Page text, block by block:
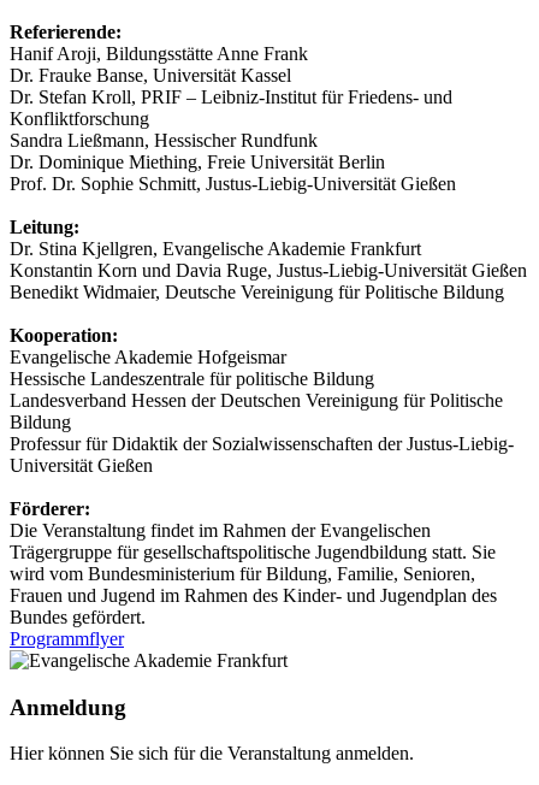
Referierende:
Hanif Aroji, Bildungsstätte Anne Frank
Dr. Frauke Banse, Universität Kassel
Dr. Stefan Kroll, PRIF – Leibniz-Institut für Friedens- und
Konfliktforschung
Sandra Ließmann, Hessischer Rundfunk
Dr. Dominique Miething, Freie Universität Berlin
Prof. Dr. Sophie Schmitt, Justus-Liebig-Universität Gießen
Leitung:
Dr. Stina Kjellgren, Evangelische Akademie Frankfurt
Konstantin Korn und Davia Ruge, Justus-Liebig-Universität Gießen
Benedikt Widmaier, Deutsche Vereinigung für Politische Bildung
Kooperation:
Evangelische Akademie Hofgeismar
Hessische Landeszentrale für politische Bildung
Landesverband Hessen der Deutschen Vereinigung für Politische
Bildung
Professur für Didaktik der Sozialwissenschaften der Justus-Liebig-
Universität Gießen
Förderer:
Die Veranstaltung findet im Rahmen der Evangelischen
Trägergruppe für gesellschaftspolitische Jugendbildung statt. Sie
wird vom Bundesministerium für Bildung, Familie, Senioren,
Frauen und Jugend im Rahmen des Kinder- und Jugendplan des
Bundes gefördert.
Programmflyer
Anmeldung
Hier können Sie sich für die Veranstaltung anmelden.